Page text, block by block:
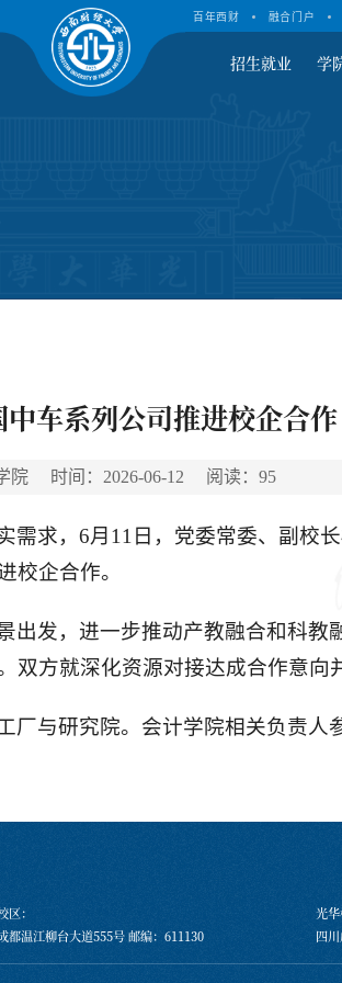
百年西财 融合门户
招生就业 学
车系列公司推进校企合作
院 时间：2026-06-12 阅读： 95
需求，6月11日，党委常委、副校
校企合作。
出发，进一步推动产教融合和科教
方就深化资源对接达成合作意向
与研究院。会计学院相关负责人
区：
都温江柳台大道555号 邮编：611130
光华
四